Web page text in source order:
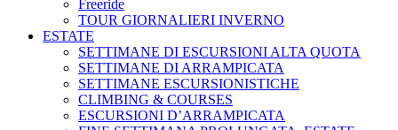
Freeride
TOUR GIORNALIERI INVERNO
ESTATE
SETTIMANE DI ESCURSIONI ALTA QUOTA
SETTIMANE DI ARRAMPICATA
SETTIMANE ESCURSIONISTICHE
CLIMBING & COURSES
ESCURSIONI D’ARRAMPICATA